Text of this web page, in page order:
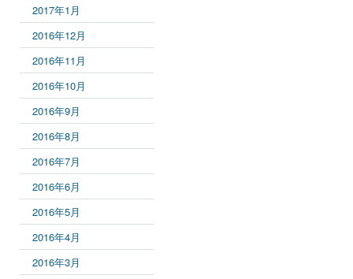
2017年1月
2016年12月
2016年11月
2016年10月
2016年9月
2016年8月
2016年7月
2016年6月
2016年5月
2016年4月
2016年3月